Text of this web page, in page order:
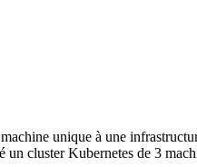
unique à une
cluster Kubernetes de 3